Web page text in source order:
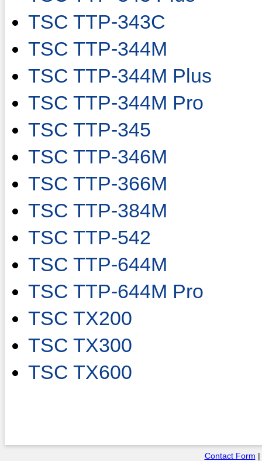
TSC TTP-343C
TSC TTP-344M
TSC TTP-344M Plus
TSC TTP-344M Pro
TSC TTP-345
TSC TTP-346M
TSC TTP-366M
TSC TTP-384M
TSC TTP-542
TSC TTP-644M
TSC TTP-644M Pro
TSC TX200
TSC TX300
TSC TX600
Contact Form |